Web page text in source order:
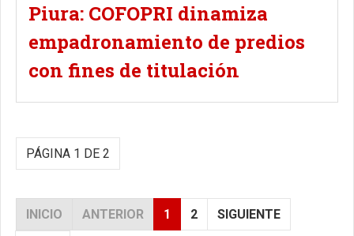
Piura: COFOPRI dinamiza
empadronamiento de predios
con fines de titulación
PÁGINA 1 DE 2
INICIO ANTERIOR 1 2 SIGUIENTE